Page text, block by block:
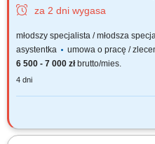
za 2 dni wygasa
młodszy specjalista / młodsza
asystentka
umowa o pracę /
6 500 - 7 000 złbrutto/mies.
4 dni
Opis stanowiska: Obsługa